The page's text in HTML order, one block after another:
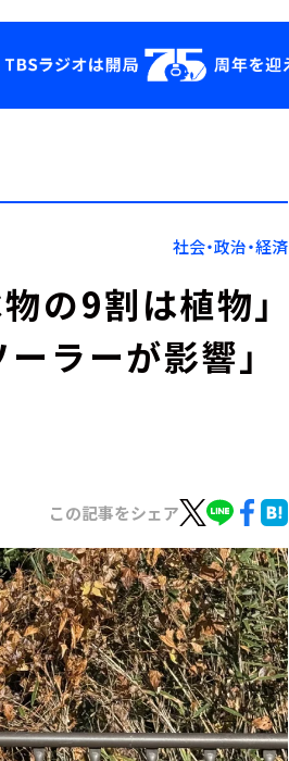
YouTube
会社情報社会・政治・経済
の9割は植物」
ラーが影響」
この記事をシェア